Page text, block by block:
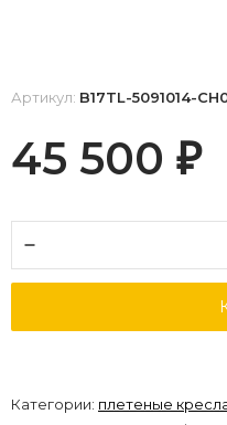
Артикул: B17TL-5091014-
45 500 ₽
Категории: плетеные